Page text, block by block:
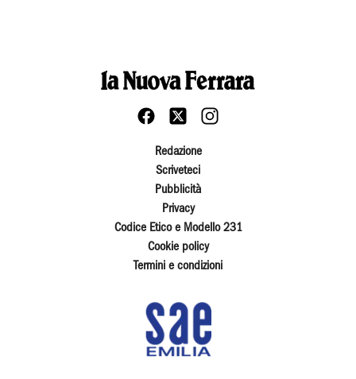
Redazione
Scriveteci
Pubblicità
Privacy
Codice Etico e Modello 231
Cookie policy
Termini e condizioni